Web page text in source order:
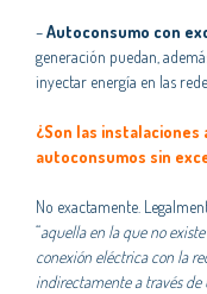
–Autoconsumo con
generación puedan,
inyectar energía en las
¿Son las instalaciones
autoconsumos sin
No exactamente.
“aquella en la que no
conexión eléctrica con la
indirectamente a través de